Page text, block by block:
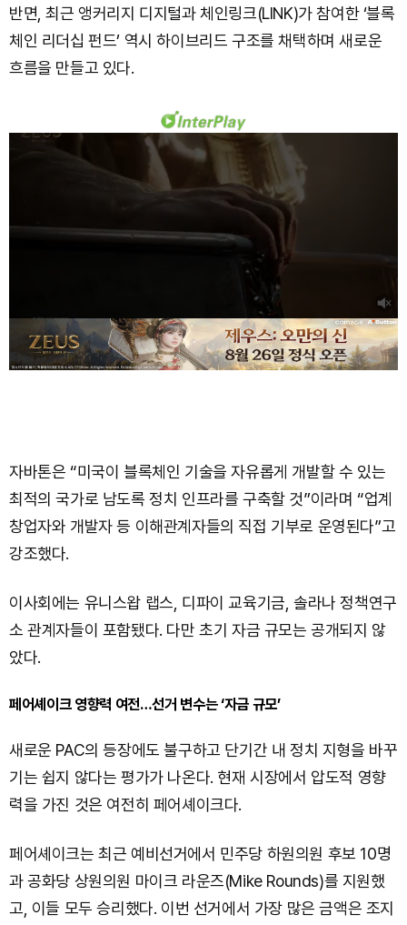
반면, 최근 앵커리지 디지털과 체인링크(LINK)가 참여한 ‘블록
체인 리더십 펀드’ 역시 하이브리드 구조를 채택하며 새로운
흐름을 만들고 있다.
자바톤은 “미국이 블록체인 기술을 자유롭게 개발할 수 있는
최적의 국가로 남도록 정치 인프라를 구축할 것”이라며 “업계
창업자와 개발자 등 이해관계자들의 직접 기부로 운영된다”고
강조했다.
이사회에는 유니스왑 랩스, 디파이 교육기금, 솔라나 정책연구
소 관계자들이 포함됐다. 다만 초기 자금 규모는 공개되지 않
았다.
페어셰이크 영향력 여전…선거 변수는 ‘자금 규모’
새로운 PAC의 등장에도 불구하고 단기간 내 정치 지형을 바꾸
기는 쉽지 않다는 평가가 나온다. 현재 시장에서 압도적 영향
력을 가진 것은 여전히 페어셰이크다.
페어셰이크는 최근 예비선거에서 민주당 하원의원 후보 10명
과 공화당 상원의원 마이크 라운즈(Mike Rounds)를 지원했
고, 이들 모두 승리했다. 이번 선거에서 가장 많은 금액은 조지